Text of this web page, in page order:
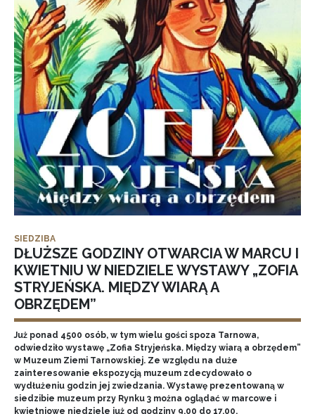
SIEDZIBA
DŁUŻSZE GODZINY OTWARCIA W MARCU I
KWIETNIU W NIEDZIELE WYSTAWY „ZOFIA
STRYJEŃSKA. MIĘDZY WIARĄ A
OBRZĘDEM”
Już ponad 4500 osób, w tym wielu gości spoza Tarnowa,
odwiedziło wystawę „Zofia Stryjeńska. Między wiarą a obrzędem”
w Muzeum Ziemi Tarnowskiej. Ze względu na duże
zainteresowanie ekspozycją muzeum zdecydowało o
wydłużeniu godzin jej zwiedzania. Wystawę prezentowaną w
siedzibie muzeum przy Rynku 3 można oglądać w marcowe i
kwietniowe niedziele już od godziny 9.00 do 17.00.